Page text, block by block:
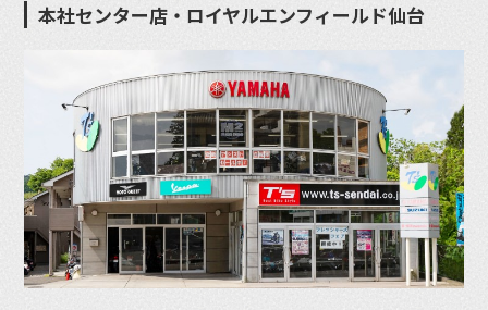
本社センター店・ロイヤルエンフィールド仙台